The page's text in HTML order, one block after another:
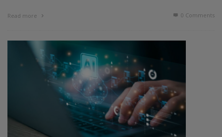
Read more 0 Comments